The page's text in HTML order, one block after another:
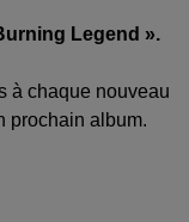
Legend ».
à chaque nouveau
prochain album.